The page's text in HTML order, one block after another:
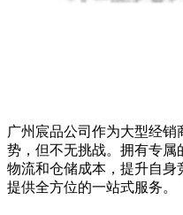
广州宸品公司作为大型经
势，但不无挑战。拥有专属
物流和仓储成本，提升自身
提供全方位的一站式服务。